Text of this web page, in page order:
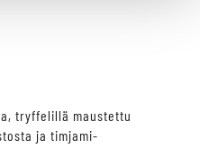
tryffelillä maustettu
ja timjami-